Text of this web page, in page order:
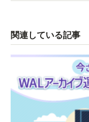
関連している記事